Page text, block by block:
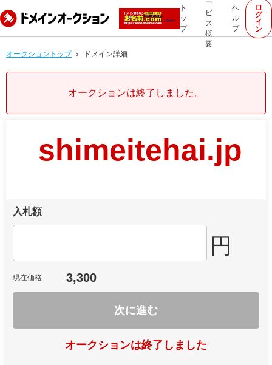
ト
ッ
プ
ー
ビ
ス
概
要
ヘ
ル
プ
ロ
グ
イ
ン
オークショントップ ドメイン詳細
オークションは終了しました。
shimeitehai.jp
入札額
円
現在価格 3,300
次に進む
オークションは終了しました